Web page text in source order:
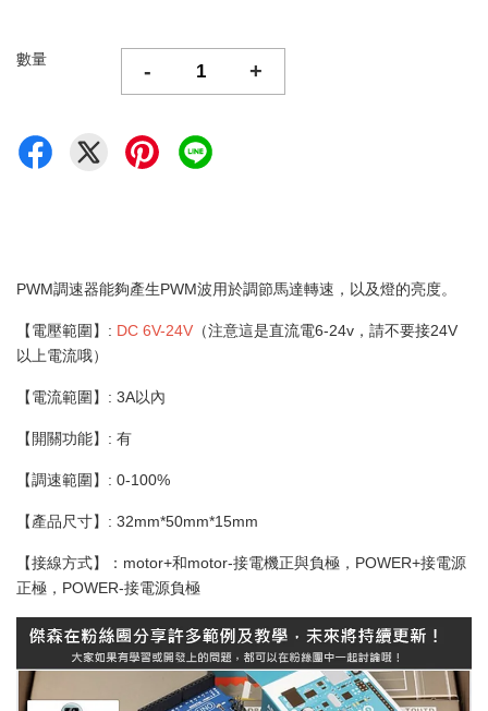
數量 - +
PWM調速器能夠產生PWM波用於調節馬達轉速，以及燈的亮度。
【電壓範圍】: DC 6V-24V （注意這是直流電6-24v，請不要接24V
以上電流哦）
【電流範圍】: 3A以內
【開關功能】: 有
【調速範圍】: 0-100%
【產品尺寸】: 32mm*50mm*15mm
【接線方式】：motor+和motor-接電機正與負極，POWER+接電源
正極，POWER-接電源負極